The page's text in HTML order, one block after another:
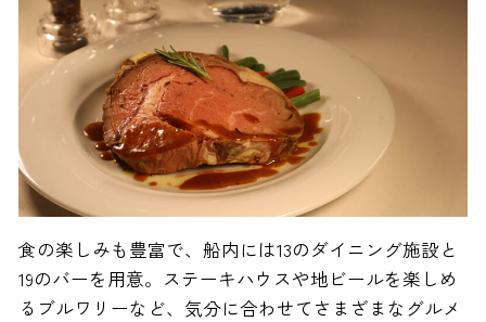
食の楽しみも豊富で、船内には13のダイニング施設と
19のバーを用意。ステーキハウスや地ビールを楽しめ
るブルワリーなど、気分に合わせてさまざまなグルメ